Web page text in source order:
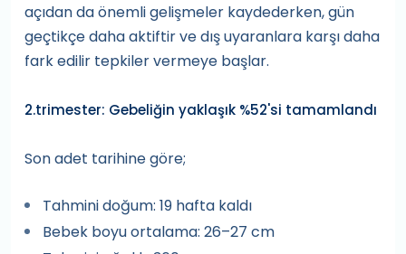
açıdan da önemli gelişmeler kaydederken, gün
geçtikçe daha aktiftir ve dış uyaranlara karşı daha
fark edilir tepkiler vermeye başlar.
2.trimester: Gebeliğin yaklaşık %52'si tamamlandı
Son adet tarihine göre;
Tahmini doğum: 19 hafta kaldı
Bebek boyu ortalama: 26–27 cm